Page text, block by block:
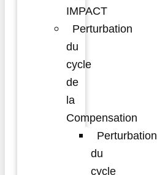
IMPACT
Perturbation
du
cycle
de
la
Compensation
Perturbation
du
cycle